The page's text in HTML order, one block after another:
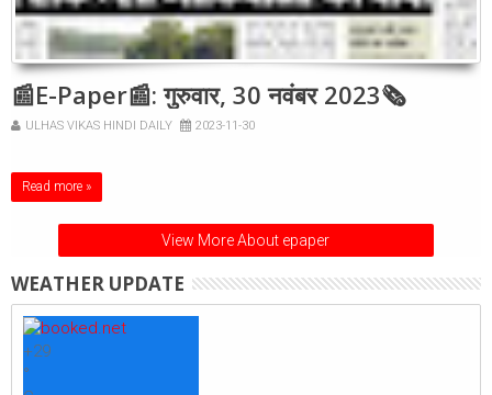
📰E-Paper📰: गुरुवार, 30 नवंबर 2023🗞
ULHAS VIKAS HINDI DAILY 2023-11-30
Read more »
View More About epaper
WEATHER UPDATE
+29
°